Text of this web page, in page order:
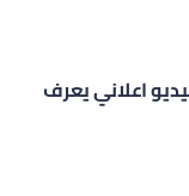
اعلاني يعرف